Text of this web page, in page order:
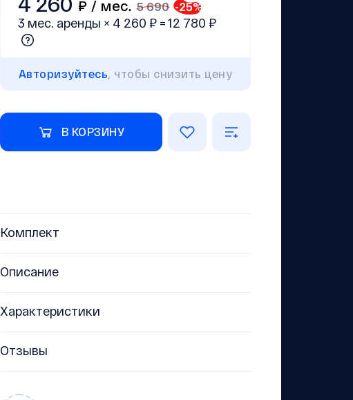
₽ / мес. 5 690 -25%
3 мес. аренды × 4 260 ₽ = 12 780 ₽
Авторизуйтесь, чтобы снизить цену
В КОРЗИНУ
Комплект
Описание
Характеристики
Отзывы